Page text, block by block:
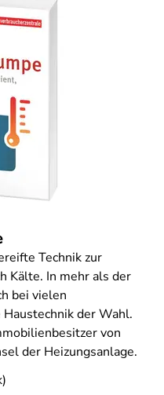
Technik zur
Kälte. In mehr als der
bei vielen
der Wahl.
von
der Heizungsanlage.